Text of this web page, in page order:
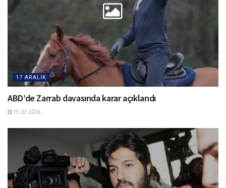
17 ARALIK
ABD’de Zarrab davasında karar açıklandı
15.07.2026